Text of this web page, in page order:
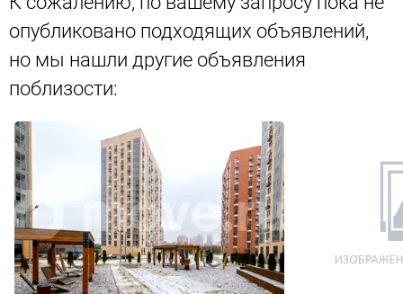
опубликовано подходящих объявлений,
но мы нашли другие объявления
поблизости: